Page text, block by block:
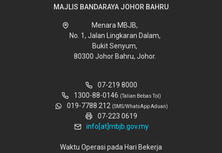
MAJLIS BANDARAYA JOHOR BAHRU
Menara MBJB,
No. 1, Jalan Lingkaran Dalam,
Bukit Senyum,
80300 Johor Bahru, Johor.
07-219 8000
1300-88-0146 (Talian Bebas Tol)
019-7788 212 (SMS/WhatsApp Aduan)
07-223 0619
info[at]mbjb.gov.my
Waktu Operasi pada Hari Bekerja